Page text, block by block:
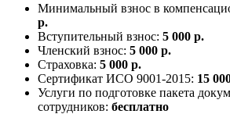
Минимальный взнос в
р.
Вступительный взнос: 5 000 р.
Членский взнос: 5 000 р.
Страховка: 5 000 р.
Сертификат ИСО 9001-2015: 15
Услуги по подготовке пакета
сотрудников: бесплатно